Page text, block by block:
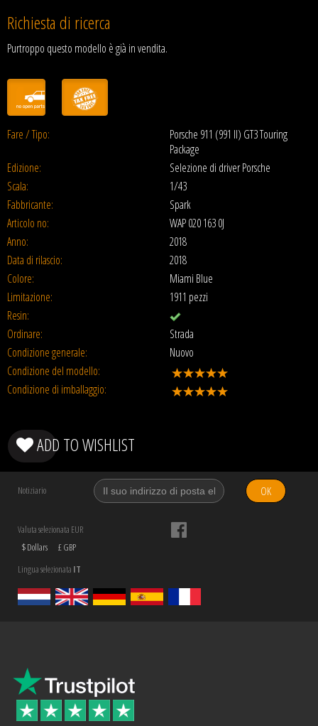
Richiesta di ricerca
Purtroppo questo modello è già in vendita.
Fare / Tipo:
Porsche 911 (991 II) GT3 Touring
Package
Edizione:
Selezione di driver Porsche
Scala:
1/43
Fabbricante:
Spark
Articolo no:
WAP 020 163 0J
Anno:
2018
Data di rilascio:
2018
Colore:
Miami Blue
Limitazione:
1911 pezzi
Resin:
Ordinare:
Strada
Condizione generale:
Nuovo
Condizione del modello:
Condizione di imballaggio:
ADD TO WISHLIST
Notiziario OK
Valuta selezionata EUR
$ Dollars
£ GBP
Lingua selezionata IT